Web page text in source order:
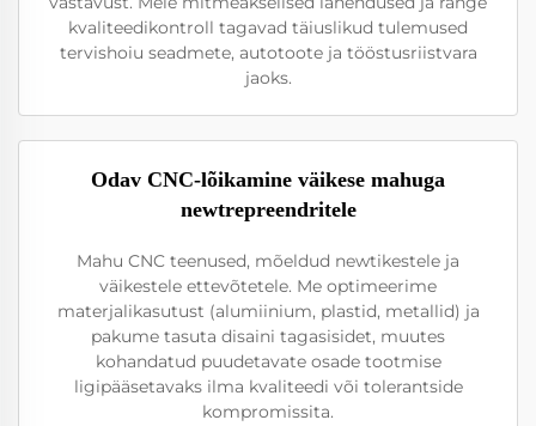
kvaliteedikontroll tagavad täiuslikud tulemused
tervishoiu seadmete, autotoote ja tööstusriistvara
jaoks.
Odav CNC-lõikamine väikese mahuga
newtrepreendritele
Mahu CNC teenused, mõeldud newtikestele ja
väikestele ettevõtetele. Me optimeerime
materjalikasutust (alumiinium, plastid, metallid) ja
pakume tasuta disaini tagasisidet, muutes
kohandatud puudetavate osade tootmise
ligipääsetavaks ilma kvaliteedi või tolerantside
kompromissita.